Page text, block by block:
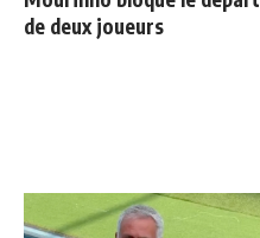
de deux joueurs